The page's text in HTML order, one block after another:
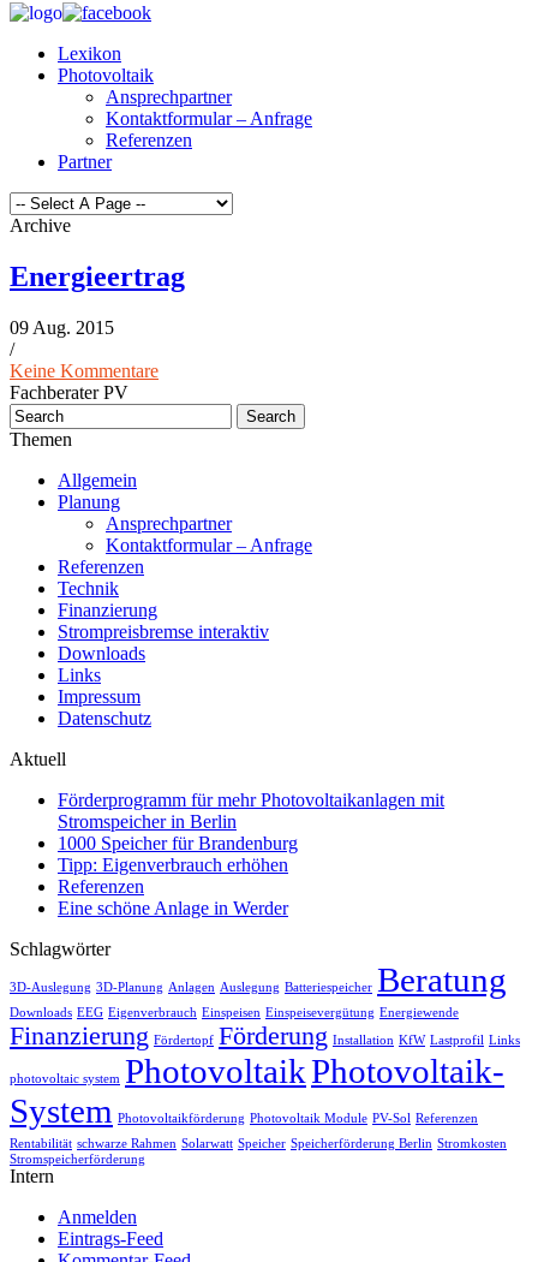
Lexikon
Photovoltaik
Ansprechpartner
Kontaktformular – Anfrage
Referenzen
Partner
Archive
Energieertrag
09 Aug. 2015
/
Keine Kommentare
Fachberater PV
Themen
Allgemein
Planung
Ansprechpartner
Kontaktformular – Anfrage
Referenzen
Technik
Finanzierung
Strompreisbremse interaktiv
Downloads
Links
Impressum
Datenschutz
Aktuell
Förderprogramm für mehr Photovoltaikanlagen mit
Stromspeicher in Berlin
1000 Speicher für Brandenburg
Tipp: Eigenverbrauch erhöhen
Referenzen
Eine schöne Anlage in Werder
Schlagwörter
3D-Auslegung 3D-Planung Anlagen Auslegung Batteriespeicher Beratung
Downloads EEG Eigenverbrauch Einspeisen Einspeisevergütung Energiewende
Finanzierung Fördertopf Förderung Installation KfW Lastprofil Links
photovoltaic system PhotovoltaikPhotovoltaik-
System Photovoltaikförderung Photovoltaik Module PV-Sol Referenzen
Rentabilität schwarze Rahmen Solarwatt Speicher Speicherförderung Berlin Stromkosten
Stromspeicherförderung
Intern
Anmelden
Eintrags-Feed